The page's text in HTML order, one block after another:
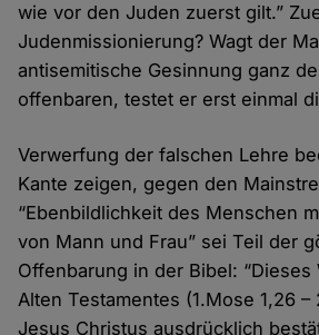
wie vor den Juden zuerst gilt.”
Judenmissionierung? Wagt der
antisemitische Gesinnung ganz
offenbaren, testet er erst einmal
Verwerfung der falschen Lehre
Kante zeigen, gegen den
“Ebenbildlichkeit des Menschen
von Mann und Frau” sei Teil der
Offenbarung in der Bibel: “Dieses
Alten Testamentes (1.Mose 1,26
Jesus Christus ausdrücklich